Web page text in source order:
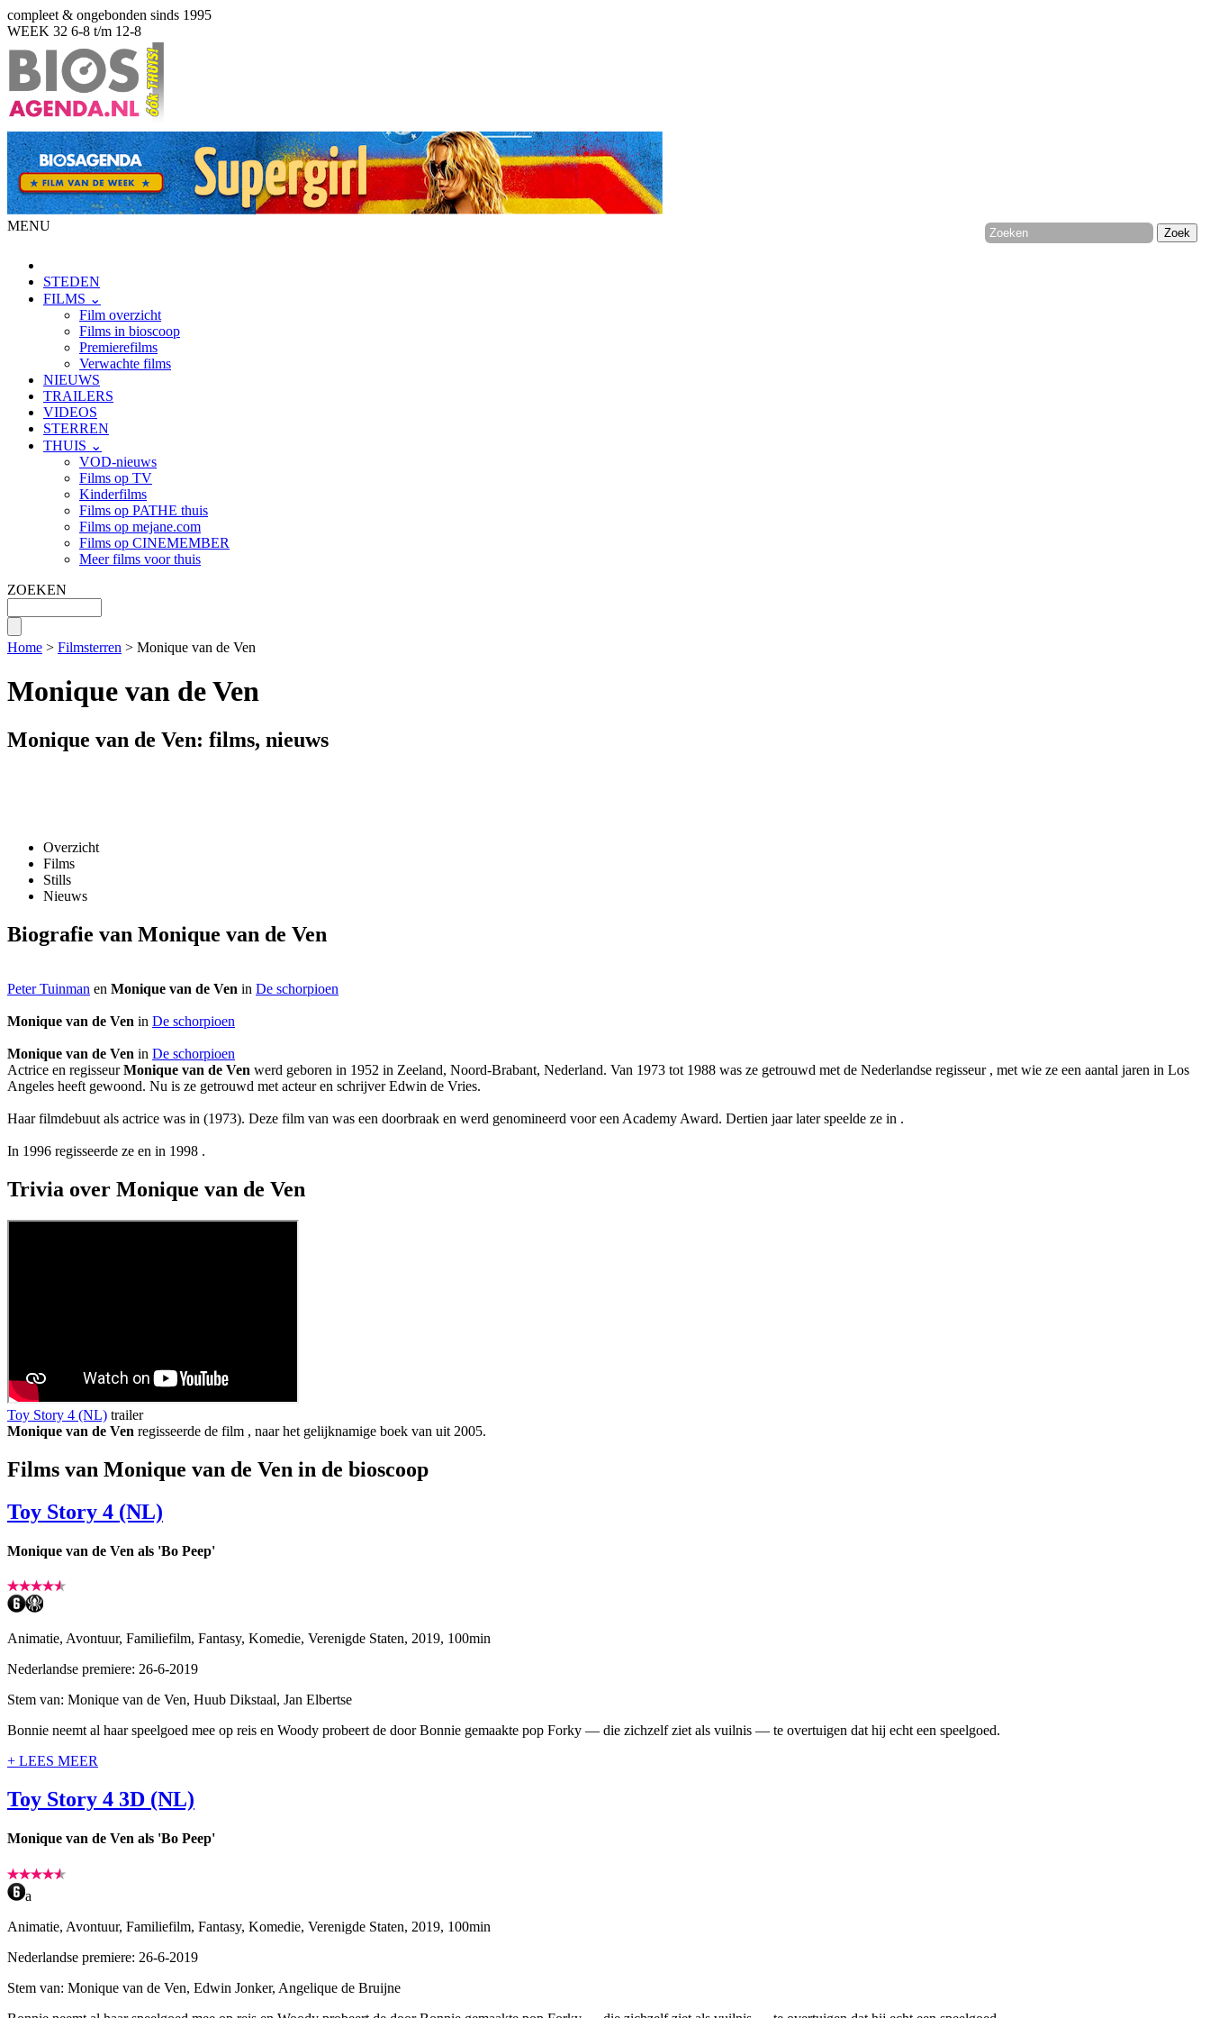
compleet & ongebonden sinds 1995
WEEK 32 6-8 t/m 12-8
MENU
STEDEN
FILMS ⌄
Film overzicht
Films in bioscoop
Premierefilms
Verwachte films
NIEUWS
TRAILERS
VIDEOS
STERREN
THUIS ⌄
VOD-nieuws
Films op TV
Kinderfilms
Films op PATHE thuis
Films op mejane.com
Films op CINEMEMBER
Meer films voor thuis
ZOEKEN
Home > Filmsterren > Monique van de Ven
Monique van de Ven
Monique van de Ven: films, nieuws
Overzicht
Films
Stills
Nieuws
Biografie van Monique van de Ven
Peter Tuinman en Monique van de Ven in De schorpioen
Monique van de Ven in De schorpioen
Monique van de Ven in De schorpioen
Actrice en regisseurMonique van de Ven werd geboren in 1952 in Zeeland, Noord-Brabant, Nederland. Van 1973 tot 1988 was ze getrouwd met de Nederlandse regisseur , met wie ze een aantal jaren in Los
Angeles heeft gewoond. Nu is ze getrouwd met acteur en schrijver Edwin de Vries.
Haar filmdebuut als actrice was in (1973). Deze film van was een doorbraak en werd genomineerd voor een Academy Award. Dertien jaar later speelde ze in .
In 1996 regisseerde ze en in 1998 .
Trivia over Monique van de Ven
Toy Story 4 (NL) trailer
Monique van de Ven regisseerde de film , naar het gelijknamige boek van uit 2005.
Films van Monique van de Ven in de bioscoop
Toy Story 4 (NL)
Monique van de Ven als 'Bo Peep'
Animatie, Avontuur, Familiefilm, Fantasy, Komedie, Verenigde Staten, 2019, 100min
Nederlandse premiere: 26-6-2019
Stem van: Monique van de Ven, Huub Dikstaal, Jan Elbertse
Bonnie neemt al haar speelgoed mee op reis en Woody probeert de door Bonnie gemaakte pop Forky — die zichzelf ziet als vuilnis — te overtuigen dat hij echt een speelgoed.
+ LEES MEER
Toy Story 4 3D (NL)
Monique van de Ven als 'Bo Peep'
a
Animatie, Avontuur, Familiefilm, Fantasy, Komedie, Verenigde Staten, 2019, 100min
Nederlandse premiere: 26-6-2019
Stem van: Monique van de Ven, Edwin Jonker, Angelique de Bruijne